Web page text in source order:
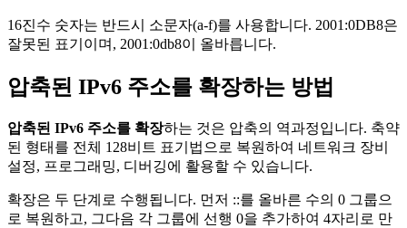
16진수 숫자는 반드시 소문자(a-f)를 사용합니다. 2001:0DB8은
잘못된 표기이며, 2001:0db8이 올바릅니다.
압축된 IPv6 주소를 확장하는 방법
압축된 IPv6 주소를 확장하는 것은 압축의 역과정입니다. 축약
된 형태를 전체 128비트 표기법으로 복원하여 네트워크 장비
설정, 프로그래밍, 디버깅에 활용할 수 있습니다.
확장은 두 단계로 수행됩니다. 먼저 ::를 올바른 수의 0 그룹으
로 복원하고, 그다음 각 그룹에 선행 0을 추가하여 4자리로 만